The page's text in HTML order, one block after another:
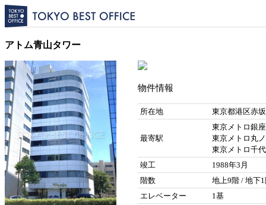
アトム青山タワー
物件情報
所在地 東京都港区赤
最寄駅
東京メトロ銀
東京メトロ丸
東京メトロ千
竣工
1988年3月
階数
地上9階 / 地下
エレベーター
1基